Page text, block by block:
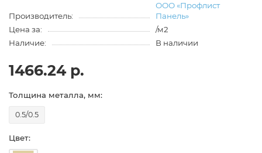
Производитель:
ООО «Профлист
Панель»
Цена за:
/м2
Наличие:
В наличии
1466.24 р.
Толщина металла, мм:
0.5/0.5
Цвет: